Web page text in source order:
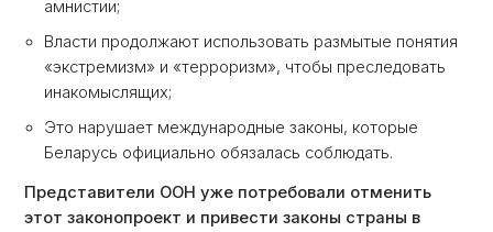
амнистии;
Власти продолжают использовать размытые понятия
«экстремизм» и «терроризм», чтобы преследовать
инакомыслящих;
Это нарушает международные законы, которые
Беларусь официально обязалась соблюдать.
Представители ООН уже потребовали отменить
этот законопроект и привести законы страны в